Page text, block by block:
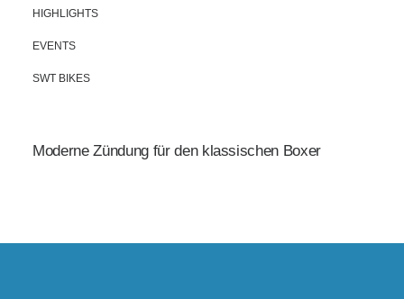
HIGHLIGHTS
EVENTS
SWT BIKES
Moderne Zündung für den klassischen Boxer